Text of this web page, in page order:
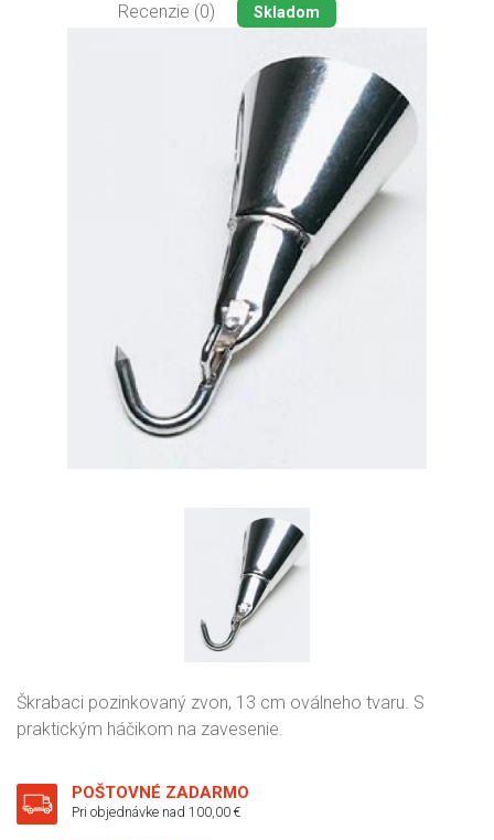
Recenzie (0) Skladom
Škrabaci pozinkovaný zvon, 13 cm oválneho tvaru. S
praktickým háčikom na zavesenie.
POŠTOVNÉ ZADARMO
Pri objednávke nad 100,00 €